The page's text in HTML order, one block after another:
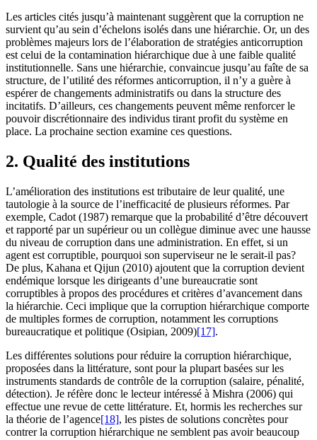
Les articles cités jusqu’à maintenant suggèrent que la corruption ne
survient qu’au sein d’échelons isolés dans une hiérarchie. Or, un des
problèmes majeurs lors de l’élaboration de stratégies anticorruption
est celui de la contamination hiérarchique due à une faible qualité
institutionnelle. Sans une hiérarchie, convaincue jusqu’au faîte de sa
structure, de l’utilité des réformes anticorruption, il n’y a guère à
espérer de changements administratifs ou dans la structure des
incitatifs. D’ailleurs, ces changements peuvent même renforcer le
pouvoir discrétionnaire des individus tirant profit du système en
place. La prochaine section examine ces questions.
2. Qualité des institutions
L’amélioration des institutions est tributaire de leur qualité, une
tautologie à la source de l’inefficacité de plusieurs réformes. Par
exemple, Cadot (1987) remarque que la probabilité d’être découvert
et rapporté par un supérieur ou un collègue diminue avec une hausse
du niveau de corruption dans une administration. En effet, si un
agent est corruptible, pourquoi son superviseur ne le serait-il pas?
De plus, Kahana et Qijun (2010) ajoutent que la corruption devient
endémique lorsque les dirigeants d’une bureaucratie sont
corruptibles à propos des procédures et critères d’avancement dans
la hiérarchie. Ceci implique que la corruption hiérarchique comporte
de multiples formes de corruption, notamment les corruptions
bureaucratique et politique (Osipian, 2009)[17].
Les différentes solutions pour réduire la corruption hiérarchique,
proposées dans la littérature, sont pour la plupart basées sur les
instruments standards de contrôle de la corruption (salaire, pénalité,
détection). Je réfère donc le lecteur intéressé à Mishra (2006) qui
effectue une revue de cette littérature. Et, hormis les recherches sur
la théorie de l’agence[18], les pistes de solutions concrètes pour
contrer la corruption hiérarchique ne semblent pas avoir beaucoup